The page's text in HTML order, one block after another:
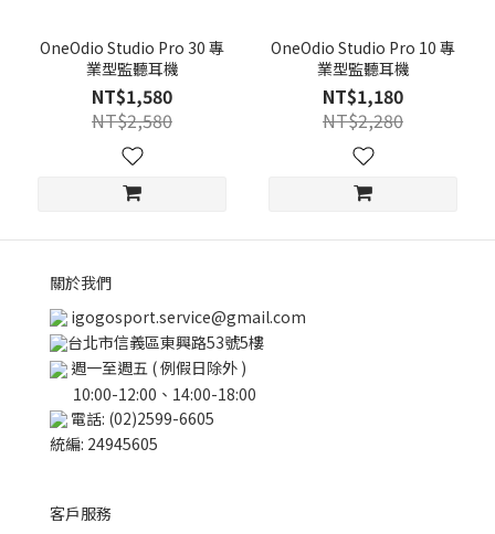
OneOdio Studio Pro 30 專
業型監聽耳機
NT$1,580
NT$2,580
OneOdio Studio Pro 10 專
業型監聽耳機
NT$1,180
NT$2,280
關於我們
igogosport.service@gmail.com
台北市信義區東興路53號5樓
週一至週五 ( 例假日除外 )
10:00-12:00、14:00-18:00
電話: (02)2599-6605
統編: 24945605
客戶服務